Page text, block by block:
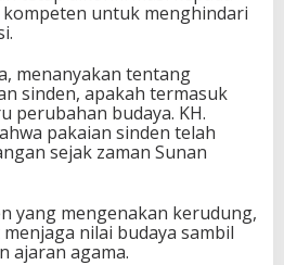
untuk menghindari
menanyakan tentang
sinden, apakah termasuk
perubahan budaya. KH.
pakaian sinden telah
sejak zaman Sunan
yang mengenakan kerudung,
nilai budaya sambil
ajaran agama.